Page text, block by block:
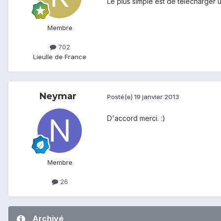
Membre
702
LieuIle de France
Neymar
Membre
26
Posté(e) 19 janvier 2013
D'accord merci. :)
Archivé